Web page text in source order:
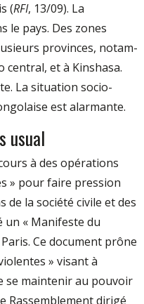
(RFI, 13/09). La
le pays. Des zones
provinces, notam­
central, et à Kinshasa.
La situation socio­-
est alarmante.
usual
à des opérations
» pour faire pression
de la société civile et des
un « Manifeste du
Ce document prône
» visant à
se maintenir au pouvoir
Rassemblement dirigé